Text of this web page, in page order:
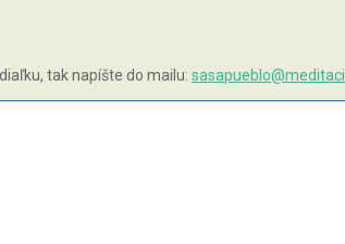
tak napíšte do mailu: